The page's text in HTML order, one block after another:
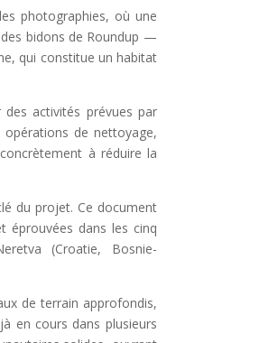
photographies, où une
bidons de Roundup —
qui constitue un habitat
activités prévues par
opérations de nettoyage,
à réduire la
du projet. Ce document
éprouvées dans les cinq
(Croatie, Bosnie-
de terrain approfondis,
en cours dans plusieurs